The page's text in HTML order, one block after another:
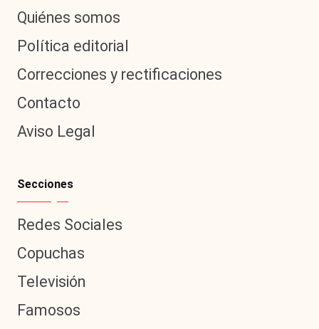
Quiénes somos
Política editorial
Correcciones y rectificaciones
Contacto
Aviso Legal
Secciones
Redes Sociales
Copuchas
Televisión
Famosos